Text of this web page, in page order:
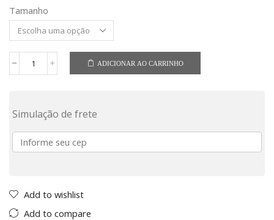
Tamanho
ADICIONAR AO CARRINHO
Simulação de frete
Add to wishlist
Add to compare